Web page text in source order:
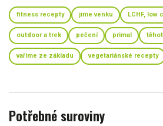
fitness recepty jíme venku LCHF, low
outdoor a trek pečení primal
vaříme ze základu vegetariánské recepty
Potřebné suroviny